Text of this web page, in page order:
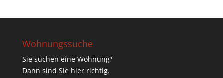
Wohnungssuche
Sie suchen eine Wohnung?
Dann sind Sie hier richtig.